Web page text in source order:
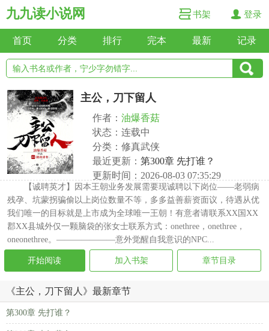
九九读小说网 书架 登录
首页 分类 排行 完本 最新 记录
主公，刀下留人
作者： 油爆香菇
状态：连载中
分类：修真武侠
最近更新： 第300章 先打谁？
更新时间：2026-08-03 07:35:29
【诚聘英才】因本王朝业务发展需要现诚聘以下岗位——老弱病
残孕、坑蒙拐骗偷以上岗位数量不等，多多益善薪资面议，待遇从优
我们唯一的目标就是上市成为全球唯一王朝！有意者请联系XX国XX
郡XX县城外仅一颗脑袋的张女士联系方式：onethree，onethree，
oneonethree。———————意外觉醒自我意识的NPC...
开始阅读 加入书架 章节目录
《主公，刀下留人》最新章节
第300章 先打谁？